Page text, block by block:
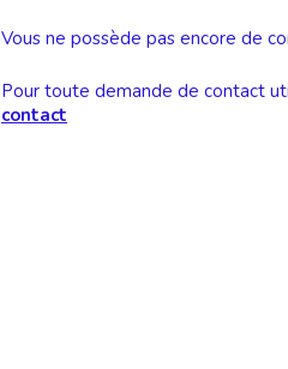
Vous ne possède pas encore de
Pour toute demande de contact
contact